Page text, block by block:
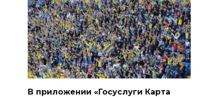
В приложении «Госуслуги Карта